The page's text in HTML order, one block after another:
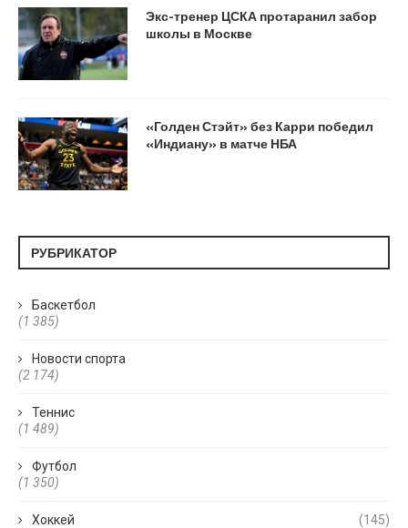
Экс-тренер ЦСКА протаранил забор
школы в Москве
«Голден Стэйт» без Карри победил
«Индиану» в матче НБА
РУБРИКАТОР
Баскетбол
(1 385)
Новости спорта
(2 174)
Теннис
(1 489)
Футбол
(1 350)
Хоккей (145)